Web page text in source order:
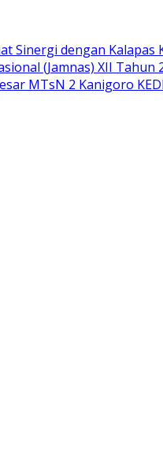
Sinergi dengan Kalapas
(Jamnas) XII
MTsN 2 Kanigoro